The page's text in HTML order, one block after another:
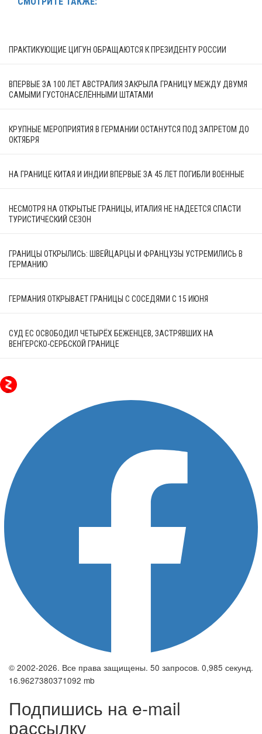
ПРАКТИКУЮЩИЕ ЦИГУН ОБРАЩАЮТСЯ К ПРЕЗИДЕНТУ РОССИИ
ВПЕРВЫЕ ЗА 100 ЛЕТ АВСТРАЛИЯ ЗАКРЫЛА ГРАНИЦУ МЕЖДУ ДВУМЯ
САМЫМИ ГУСТОНАСЕЛЁННЫМИ ШТАТАМИ
КРУПНЫЕ МЕРОПРИЯТИЯ В ГЕРМАНИИ ОСТАНУТСЯ ПОД ЗАПРЕТОМ ДО
ОКТЯБРЯ
НА ГРАНИЦЕ КИТАЯ И ИНДИИ ВПЕРВЫЕ ЗА 45 ЛЕТ ПОГИБЛИ ВОЕННЫЕ
НЕСМОТРЯ НА ОТКРЫТЫЕ ГРАНИЦЫ, ИТАЛИЯ НЕ НАДЕЕТСЯ СПАСТИ
ТУРИСТИЧЕСКИЙ СЕЗОН
ГРАНИЦЫ ОТКРЫЛИСЬ: ШВЕЙЦАРЦЫ И ФРАНЦУЗЫ УСТРЕМИЛИСЬ В
ГЕРМАНИЮ
ГЕРМАНИЯ ОТКРЫВАЕТ ГРАНИЦЫ С СОСЕДЯМИ С 15 ИЮНЯ
СУД ЕС ОСВОБОДИЛ ЧЕТЫРЁХ БЕЖЕНЦЕВ, ЗАСТРЯВШИХ НА
ВЕНГЕРСКО-СЕРБСКОЙ ГРАНИЦЕ
© 2002-2026. Все права защищены. 50 запросов. 0,985 секунд.
16.9627380371092 mb
Подпишись на e-mail
рассылку